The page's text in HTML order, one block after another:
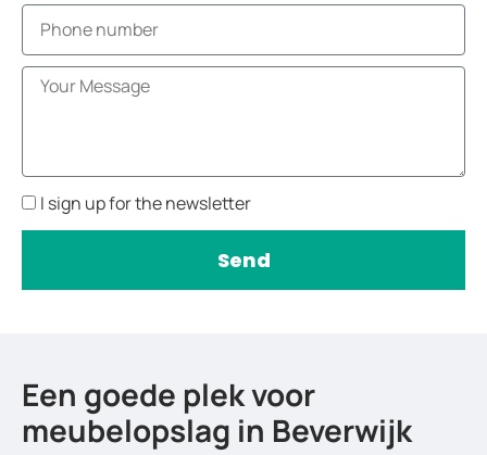
I sign up for the newsletter
Send
Een goede plek voor
meubelopslag in Beverwijk